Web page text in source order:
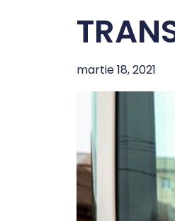
martie 18, 2021